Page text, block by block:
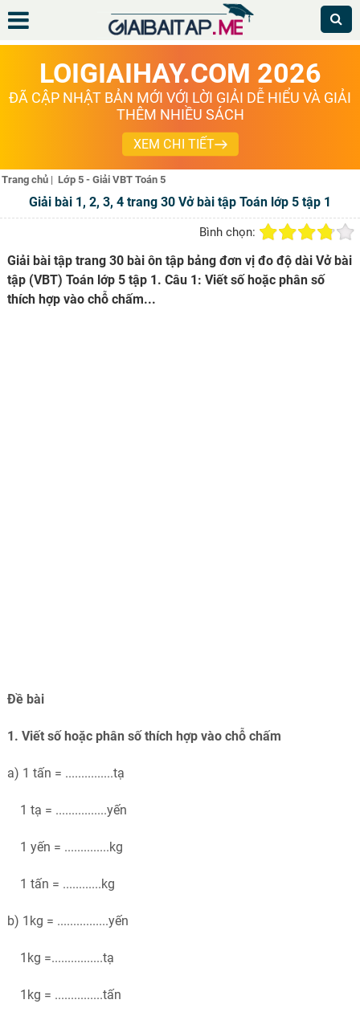
LOIGIAIHAY.COM 2026
ĐÃ CẬP NHẬT BẢN MỚI VỚI LỜI GIẢI DỄ HIỂU VÀ GIẢI
THÊM NHIỀU SÁCH
XEM CHI TIẾT
Trang chủ | Lớp 5 - Giải VBT Toán 5
Giải bài 1, 2, 3, 4 trang 30 Vở bài tập Toán lớp 5 tập 1
Bình chọn:
Giải bài tập trang 30 bài ôn tập bảng đơn vị đo độ dài Vở bài
tập (VBT) Toán lớp 5 tập 1. Câu 1: Viết số hoặc phân số
thích hợp vào chỗ chấm...
Đề bài
1. Viết số hoặc phân số thích hợp vào chỗ chấm
a) 1 tấn = ...............tạ
1 tạ = ................yến
1 yến = ..............kg
1 tấn = ............kg
b) 1kg = ................yến
1kg =................tạ
1kg = ...............tấn